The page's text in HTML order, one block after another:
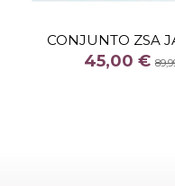
CONJUNTO ZSA
45,00 €
COLOR